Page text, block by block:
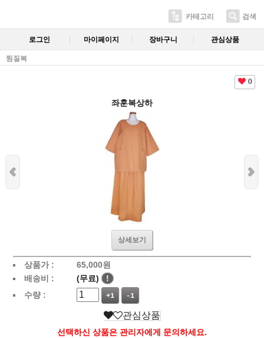
카테고리 검색
로그인 마이페이지 장바구니 관심상품
찜질복
0
좌훈복상하
상세보기
상품가 : 65,000원
배송비 :
(무료)
!
수량 :
+1 -1
관심상품
선택하신 상품은 관리자에게 문의하세요.